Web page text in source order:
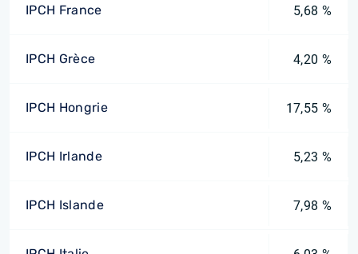
IPCH France 5,68 %
IPCH Grèce 4,20 %
IPCH Hongrie 17,55 %
IPCH Irlande 5,23 %
IPCH Islande 7,98 %